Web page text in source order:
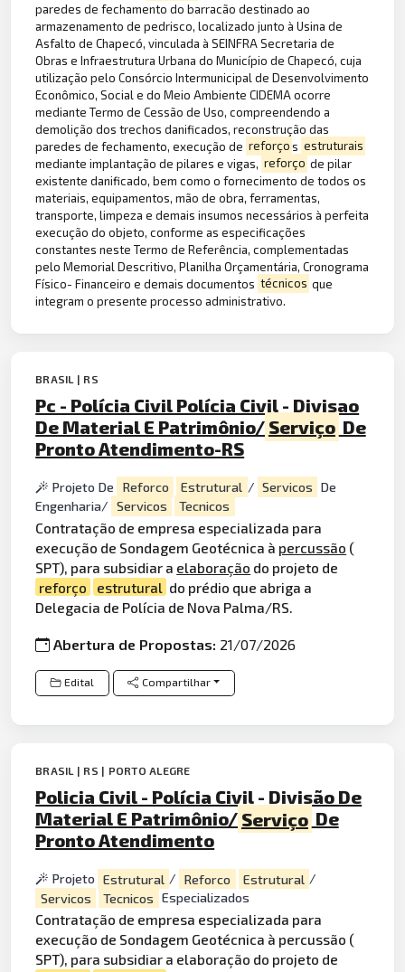
paredes de fechamento do barracão destinado ao
armazenamento de pedrisco, localizado junto à Usina de
Asfalto de Chapecó, vinculada à SEINFRA Secretaria de
Obras e Infraestrutura Urbana do Município de Chapecó, cuja
utilização pelo Consórcio Intermunicipal de Desenvolvimento
Econômico, Social e do Meio Ambiente CIDEMA ocorre
mediante Termo de Cessão de Uso, compreendendo a
demolição dos trechos danificados, reconstrução das
paredes de fechamento, execução de reforços estruturais
mediante implantação de pilares e vigas, reforço de pilar
existente danificado, bem como o fornecimento de todos os
materiais, equipamentos, mão de obra, ferramentas,
transporte, limpeza e demais insumos necessários à perfeita
execução do objeto, conforme as especificações
constantes neste Termo de Referência, complementadas
pelo Memorial Descritivo, Planilha Orçamentária, Cronograma
Físico- Financeiro e demais documentos técnicos que
integram o presente processo administrativo.
BRASIL | RS
Pc - Polícia Civil Polícia Civil - Divisao
De Material E Patrimônio/ Serviço De
Pronto Atendimento-RS
Projeto De Reforco Estrutural / Servicos De
Engenharia/ Servicos Tecnicos
Contratação de empresa especializada para
execução de Sondagem Geotécnica à percussão (
SPT), para subsidiar a elaboração do projeto de
reforço
estrutural do prédio que abriga a
Delegacia de Polícia de Nova Palma/RS.
Abertura de Propostas: 21/07/2026
Edital Compartilhar
BRASIL | RS | PORTO ALEGRE
Policia Civil - Polícia Civil - Divisão De
Material E Patrimônio/ Serviço De
Pronto Atendimento
Projeto Estrutural / Reforco Estrutural /
Servicos
Tecnicos Especializados
Contratação de empresa especializada para
execução de Sondagem Geotécnica à percussão (
SPT), para subsidiar a elaboração do projeto de